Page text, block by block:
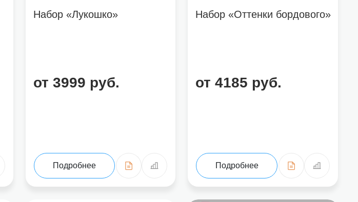
Набор «Лукошко»
от 3999 руб.
Подробнее
Набор «Оттенки бордового»
от 4185 руб.
Подробнее